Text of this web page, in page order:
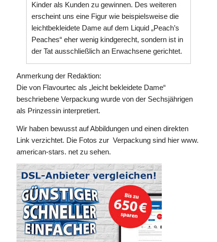
Kinder als Kunden zu gewinnen. Des weiteren
erscheint uns eine Figur wie beispielsweise die
leichtbekleidete Dame auf dem Liquid „Peach’s
Peaches“ eher wenig kindgerecht, sondern ist in
der Tat ausschließlich an Erwachsene gerichtet.
Anmerkung der Redaktion:
Die von Flavourtec als „leicht bekleidete Dame“
beschriebene Verpackung wurde von der Sechsjährigen
als Prinzessin interpretiert.
Wir haben bewusst auf Abbildungen und einen direkten
Link verzichtet. Die Fotos zur Verpackung sind hier www.
american-stars. net zu sehen.